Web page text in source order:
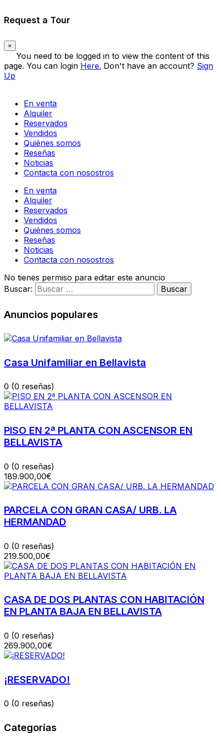
Request a Tour
×
You need to be logged in to view the content of this
page. You can login Here. Don't have an account? Sign
Up
En venta
Alquiler
Reservados
Vendidos
Quiénes somos
Reseñas
Noticias
Contacta con nosostros
En venta
Alquiler
Reservados
Vendidos
Quiénes somos
Reseñas
Noticias
Contacta con nosostros
No tienes permiso para editar este anuncio
Buscar:
Anuncios populares
Casa Unifamiliar en Bellavista
0 (0 reseñas)
PISO EN 2ª PLANTA CON ASCENSOR EN
BELLAVISTA
0 (0 reseñas)
189.900,00€
PARCELA CON GRAN CASA/ URB. LA
HERMANDAD
0 (0 reseñas)
219.500,00€
CASA DE DOS PLANTAS CON HABITACIÓN
EN PLANTA BAJA EN BELLAVISTA
0 (0 reseñas)
269.900,00€
¡RESERVADO!
0 (0 reseñas)
Categorías